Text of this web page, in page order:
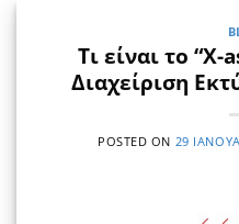
Τι είναι το “Χ-
Διαχείριση
POSTED ON 29